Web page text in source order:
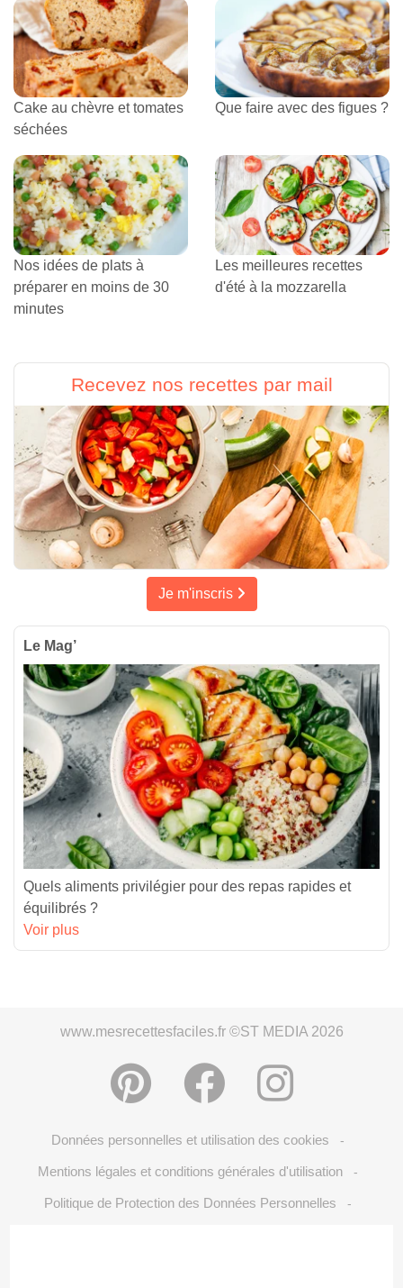
Cake au chèvre et tomates
séchées
Que faire avec des figues ?
Nos idées de plats à
préparer en moins de 30
minutes
Les meilleures recettes
d'été à la mozzarella
Recevez nos recettes par mail
Je m'inscris
Le Mag’
Quels aliments privilégier pour des repas rapides et
équilibrés ?
Voir plus
www.mesrecettesfaciles.fr ©ST MEDIA 2026
Données personnelles et utilisation des cookies -
Mentions légales et conditions générales d'utilisation -
Politique de Protection des Données Personnelles -